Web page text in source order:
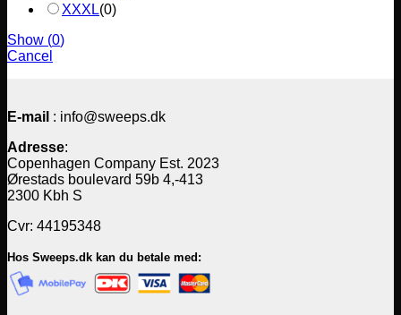
XXXL(0)
Show (0)
Cancel
E-mail : info@sweeps.dk
Adresse:
Copenhagen Company Est. 2023
Ørestads boulevard 59b 4,-413
2300 Kbh S
Cvr: 44195348
Hos Sweeps.dk kan du betale med: